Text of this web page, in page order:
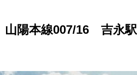
山陽本線007/16 吉永駅